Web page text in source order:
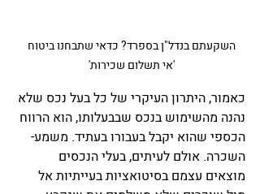
השקעתם בנדל"ן בספרד? כדאי שתבחנו ביטוח
'אי תשלום שכירות'
כאמור, היתרון העיקרי של כל בעל נכס שלא
נהנה מהשימוש בנכס שבבעלותו, הוא הרווח
הכספי שהוא יקבל בעבורו בעתיד. משמע-
השכרה. אולם לעיתים, בעלי הנכסים
מוצאים עצמם בסיטואציות בעייתיות אל